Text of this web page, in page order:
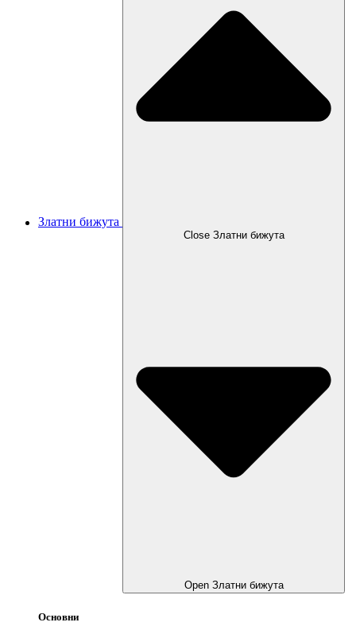
Златни бижута
Close Златни бижута
Open Златни бижута
Основни